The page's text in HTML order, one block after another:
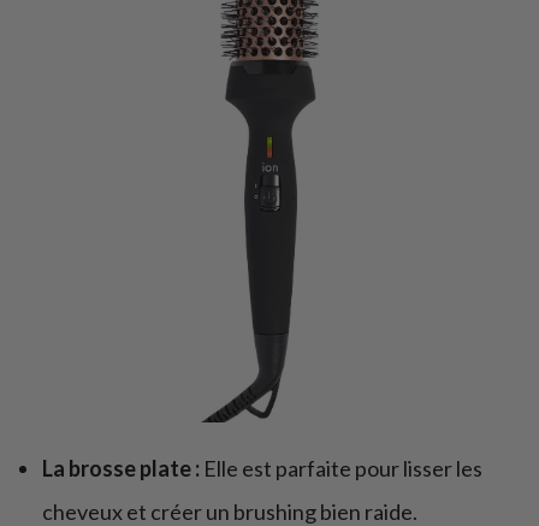
La brosse plate : Elle est parfaite pour lisser les
cheveux et créer un brushing bien raide.